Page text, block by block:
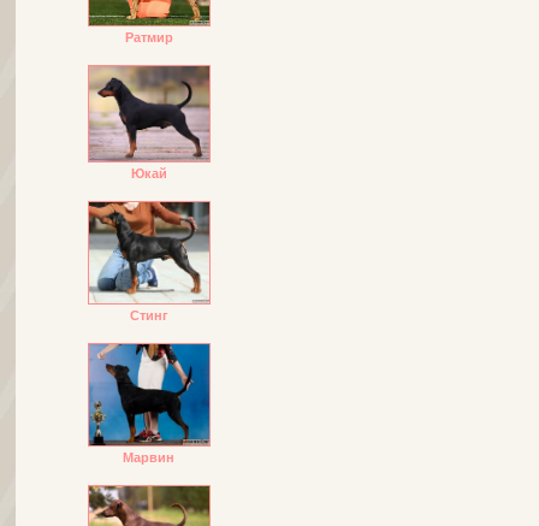
Ратмир
Юкай
Стинг
Марвин